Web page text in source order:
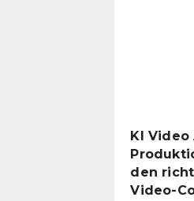
KI
den
Video-